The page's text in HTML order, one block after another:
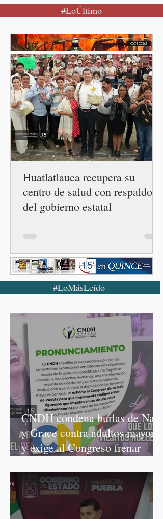
federal, David Kershenobich
exista un brote activo de
ciclosporiasis en México,
luego del incremento de
casos registrado en Estados
Unidos. Durante la
conferencia matutina en
Palacio Nacional, el
funcionario informó que en
el país únicamente se han
confirmado 33 casos de esta
enferme
#LoÚltimo
Huatlatlauca recupera su
centro de salud con respaldo
del gobierno estatal
#LoMásLeído
CNDH condena burlas de Nay
y Grace contra adultos mayores
y exige al Congreso frenar